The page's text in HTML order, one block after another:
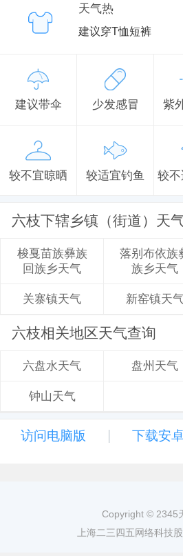
天气热
建议穿T恤短裤
建议带伞 少发感冒 紫
较不宜晾晒 较适宜钓鱼 较
六枝下辖乡镇（街道）天
梭戛苗族彝族
回族乡天气
落别布依族
族乡天气
关寨镇天气 新窑镇天
六枝相关地区天气查询
六盘水天气 盘州天气
钟山天气
访问电脑版 | 下载安
Copyright © 2345
上海二三四五网络科技